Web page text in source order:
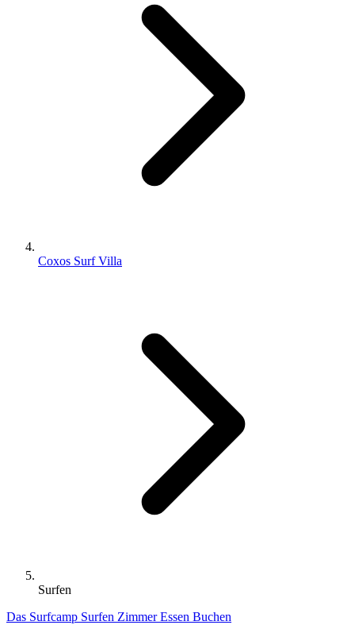
Coxos Surf Villa
Surfen
Das Surfcamp Surfen ZimmerEssen Buchen